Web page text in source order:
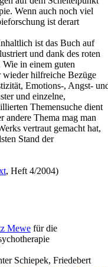
Wenn auch noch viel
ist derart
ist das Buch auf
und dank des roten
Wie in einem guten
hilfreiche Bezüge
Emotions-, Angst-
und einzelne,
Themensuche dient
andere Thema mag man
vertraut gemacht hat,
Stand der
, Heft 4/2004)
Mewe für die
Schiepek, Friedebert